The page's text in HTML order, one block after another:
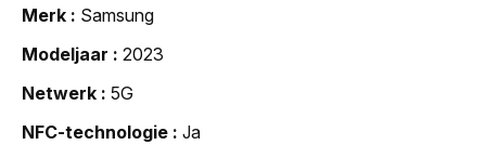
Merk
Samsung
Modeljaar
2023
Netwerk
5G
NFC-technologie
Ja